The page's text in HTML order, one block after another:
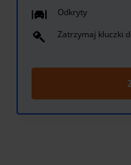
Odkryty
Zatrzymaj kluczki